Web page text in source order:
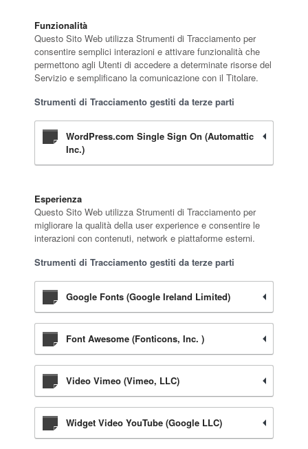
Funzionalità
Questo Sito Web utilizza Strumenti di Tracciamento per
consentire semplici interazioni e attivare funzionalità che
permettono agli Utenti di accedere a determinate risorse del
Servizio e semplificano la comunicazione con il Titolare.
Strumenti di Tracciamento gestiti da terze parti
WordPress.com Single Sign On (Automattic
Inc.)
Esperienza
Questo Sito Web utilizza Strumenti di Tracciamento per
migliorare la qualità della user experience e consentire le
interazioni con contenuti, network e piattaforme esterni.
Strumenti di Tracciamento gestiti da terze parti
Google Fonts (Google Ireland Limited)
Font Awesome (Fonticons, Inc. )
Video Vimeo (Vimeo, LLC)
Widget Video YouTube (Google LLC)